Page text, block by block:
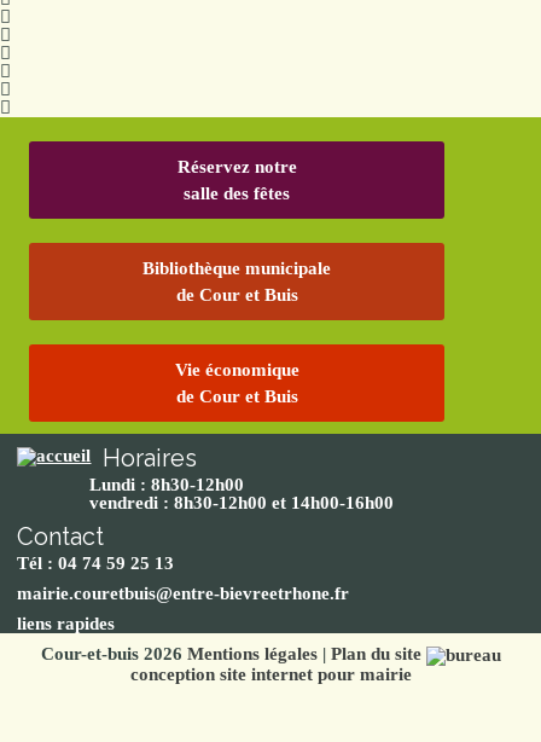
Réservez notre
salle des fêtes
Bibliothèque municipale
de Cour et Buis
Vie économique
de Cour et Buis
Horaires
Lundi : 8h30-12h00
vendredi : 8h30-12h00 et 14h00-16h00
Contact
Tél : 04 74 59 25 13
mairie.couretbuis@entre-bievreetrhone.fr
liens rapides
Cour-et-buis 2026 Mentions légales| Plan du site
conception site internet pour mairie